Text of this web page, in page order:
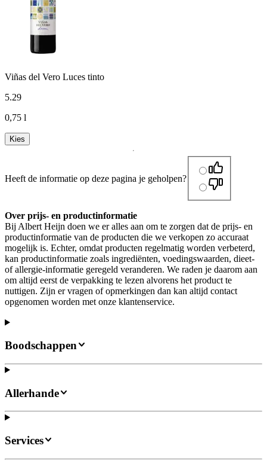
Viñas del Vero Luces tinto
5.29
0,75 l
Kies
Heeft de informatie op deze pagina je geholpen?
Over prijs- en productinformatie
Bij Albert Heijn doen we er alles aan om te zorgen dat de prijs- en
productinformatie van de producten die we verkopen zo accuraat
mogelijk is. Echter, omdat producten regelmatig worden verbeterd,
kan productinformatie zoals ingrediënten, voedingswaarden, dieet-
of allergie-informatie geregeld veranderen. We raden je daarom aan
om altijd eerst de verpakking te lezen alvorens het product te
nuttigen. Zijn er vragen of opmerkingen dan kan altijd contact
opgenomen worden met onze klantenservice.
Boodschappen
Allerhande
Services